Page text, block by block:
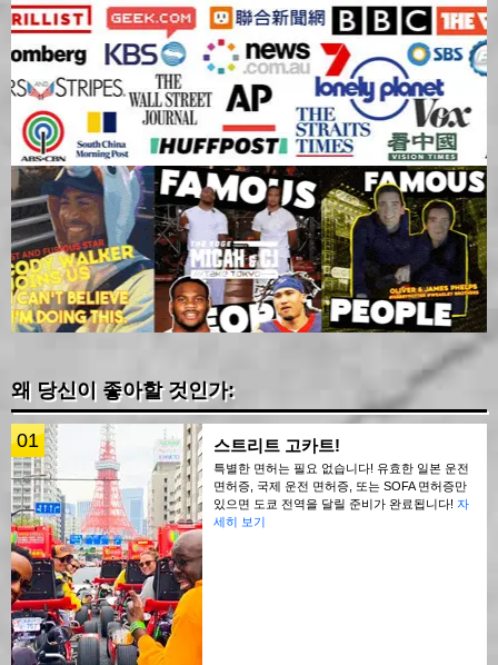
왜 당신이 좋아할 것인가:
01 스트리트 고카트!
특별한 면허는 필요 없습니다! 유효한 일본 운전
면허증, 국제 운전 면허증, 또는 SOFA 면허증만
있으면 도쿄 전역을 달릴 준비가 완료됩니다! 자
세히 보기